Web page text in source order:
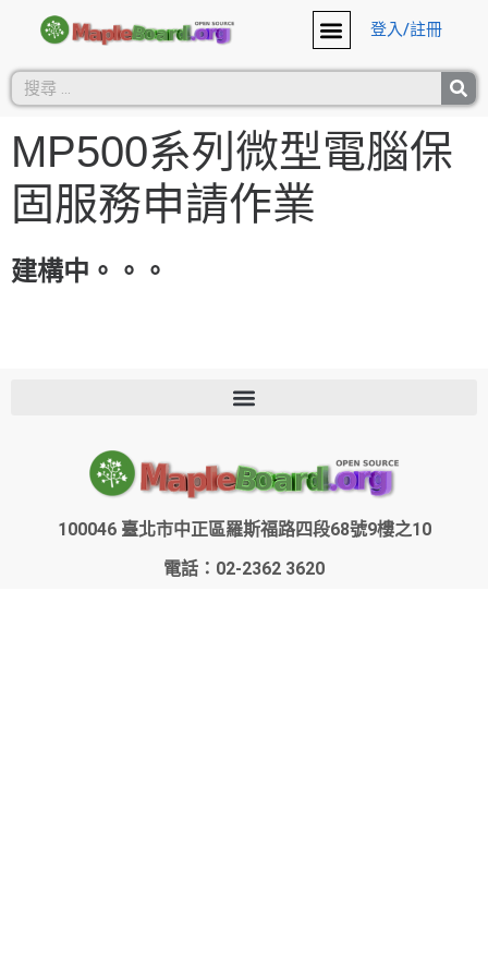
登入/註冊
MP500系列微型電腦保
固服務申請作業
建構中。。。
100046 臺北市中正區羅斯福路四段68號9樓之10
電話：02-2362 3620